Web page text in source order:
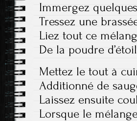
Immergez
Tressez une
Liez tout ce
De la poudre
Mettez le tout à
Additionné de
Laissez ensuite
Lorsque le